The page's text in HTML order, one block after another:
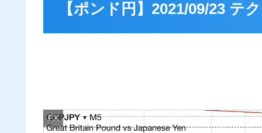
【ポンド円】2021/09/23 テ
FX